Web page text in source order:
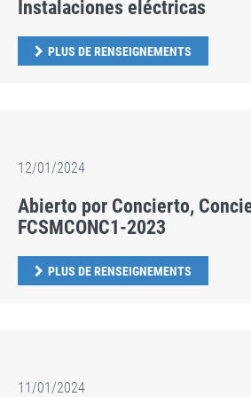
Instalaciones eléctricas
PLUS DE RENSEIGNEMENTS
12/01/2024
Abierto por Concierto,
FCSMCONC1-2023
PLUS DE RENSEIGNEMENTS
11/01/2024